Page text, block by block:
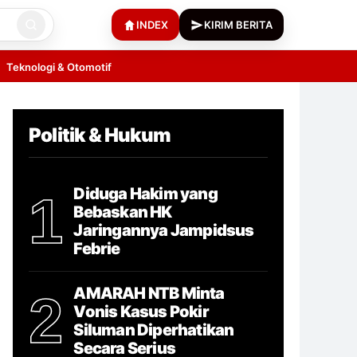
INDEX KIRIM BERITA
Teknologi & Otomotif
Politik & Hukum
1
Diduga Hakim yang
Bebaskan HK
Jaringannya Jampidsus
Febrie
2
AMARAH NTB Minta
Vonis Kasus Pokir
Siluman Diperhatikan
Secara Serius